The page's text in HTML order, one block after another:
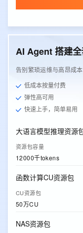
AI Agent 搭建
告别繁琐运维与高昂成
低成本按量付费
弹性高可用
快速上手，简单易用
大语言模型推理资源
资源包容量
12000千tokens
函数计算CU资源包
CU资源包
50万CU
NAS资源包